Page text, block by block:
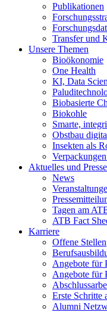
Publikationen
Transfer und
Unsere Themen
Bioökonomie
One Health
KI, Data
Biobasierte
Biokohle
Smarte,
Obstbau
Insekten als
Aktuelles und Presse
News
Tagen am
ATB Fact
Karriere
Offene Stellen
Angebote für
Angebote für
Erste Schritte
Alumni